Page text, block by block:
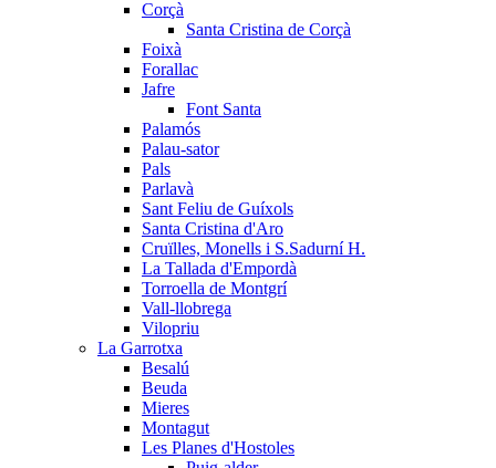
Corçà
Santa Cristina de Corçà
Foixà
Forallac
Jafre
Font Santa
Palamós
Palau-sator
Pals
Parlavà
Sant Feliu de Guíxols
Santa Cristina d'Aro
Cruïlles, Monells i S.Sadurní H.
La Tallada d'Empordà
Torroella de Montgrí
Vall-llobrega
Vilopriu
La Garrotxa
Besalú
Beuda
Mieres
Montagut
Les Planes d'Hostoles